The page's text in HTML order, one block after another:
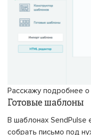
Расскажу подробнее
Готовые шаблоны
В шаблонах SendPulse
собрать письмо под